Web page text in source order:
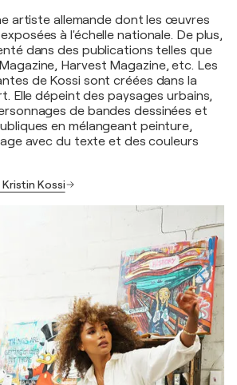
artiste allemande dont les œuvres
à l'échelle nationale. De plus,
dans des publications telles que
Harvest Magazine, etc. Les
de Kossi sont créées dans la
Elle dépeint des paysages urbains,
de bandes dessinées et
en mélangeant peinture,
avec du texte et des couleurs
Kossi